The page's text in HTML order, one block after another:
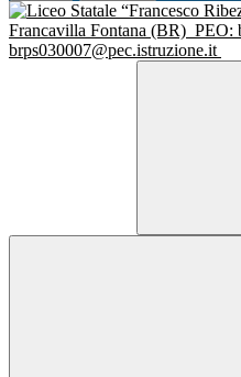
Francavilla Fontana (BR) PEO:
brps030007@pec.istruzione.it